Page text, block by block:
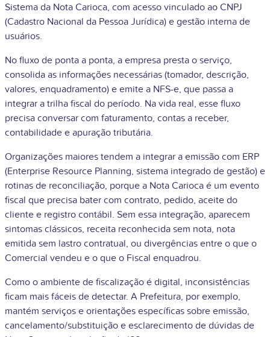
Sistema da Nota Carioca, com acesso vinculado ao CNPJ
(Cadastro Nacional da Pessoa Jurídica) e gestão interna de
usuários.
No fluxo de ponta a ponta, a empresa presta o serviço,
consolida as informações necessárias (tomador, descrição,
valores, enquadramento) e emite a NFS-e, que passa a
integrar a trilha fiscal do período. Na vida real, esse fluxo
precisa conversar com faturamento, contas a receber,
contabilidade e apuração tributária.
Organizações maiores tendem a integrar a emissão com ERP
(Enterprise Resource Planning, sistema integrado de gestão) e
rotinas de reconciliação, porque a Nota Carioca é um evento
fiscal que precisa bater com contrato, pedido, aceite do
cliente e registro contábil. Sem essa integração, aparecem
sintomas clássicos, receita reconhecida sem nota, nota
emitida sem lastro contratual, ou divergências entre o que o
Comercial vendeu e o que o Fiscal enquadrou.
Como o ambiente de fiscalização é digital, inconsistências
ficam mais fáceis de detectar. A Prefeitura, por exemplo,
mantém serviços e orientações específicas sobre emissão,
cancelamento/substituição e esclarecimento de dúvidas de